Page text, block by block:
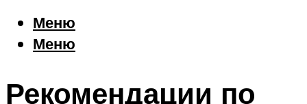
Меню
Меню
Рекомендации по